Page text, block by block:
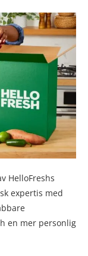
HelloFreshs
expertis med
en mer personlig